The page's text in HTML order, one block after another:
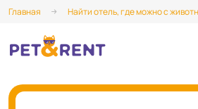
Главная Найти отель, где можно с